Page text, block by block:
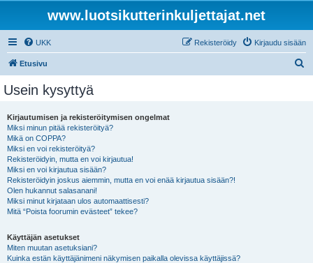
www.luotsikutterinkuljettajat.net
UKK Kirjaudu sisään
Rekisteröidy
Etusivu
Usein kysyttyä
Kirjautumisen ja rekisteröitymisen ongelmat
Miksi minun pitää rekisteröityä?
Mikä on COPPA?
Miksi en voi rekisteröityä?
Rekisteröidyin, mutta en voi kirjautua!
Miksi en voi kirjautua sisään?
Rekisteröidyin joskus aiemmin, mutta en voi enää kirjautua sisään?!
Olen hukannut salasanani!
Miksi minut kirjataan ulos automaattisesti?
Mitä “Poista foorumin evästeet” tekee?
Käyttäjän asetukset
Miten muutan asetuksiani?
Kuinka estän käyttäjänimeni näkymisen paikalla olevissa käyttäjissä?